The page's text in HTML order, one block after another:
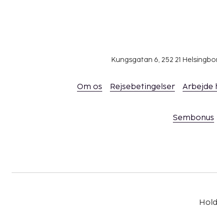
Ekstraseng bookes på forhånd, € /nat.
Indcheckningstid: 15:00, udcheckningstid: 12:00.
Kungsgatan 6, 252 21
Om os Rejsebetingelser Arbejde
Sembonus